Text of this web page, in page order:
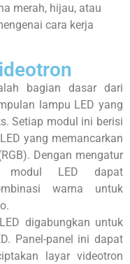
merah, hijau, atau
cara kerja
bagian dasar dari
lampu LED yang
Setiap modul ini berisi
yang memancarkan
Dengan mengatur
modul LED dapat
warna untuk
digabungkan untuk
Panel-panel ini dapat
layar videotron